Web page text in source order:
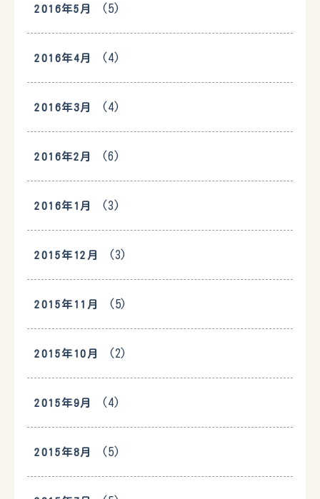
2016年5月 (5)
2016年4月 (4)
2016年3月 (4)
2016年2月 (6)
2016年1月 (3)
2015年12月 (3)
2015年11月 (5)
2015年10月 (2)
2015年9月 (4)
2015年8月 (5)